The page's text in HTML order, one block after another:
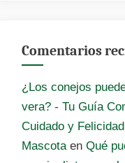
Comentarios
¿Los conejos
vera? - Tu Guía
Cuidado y
Mascota en Qué